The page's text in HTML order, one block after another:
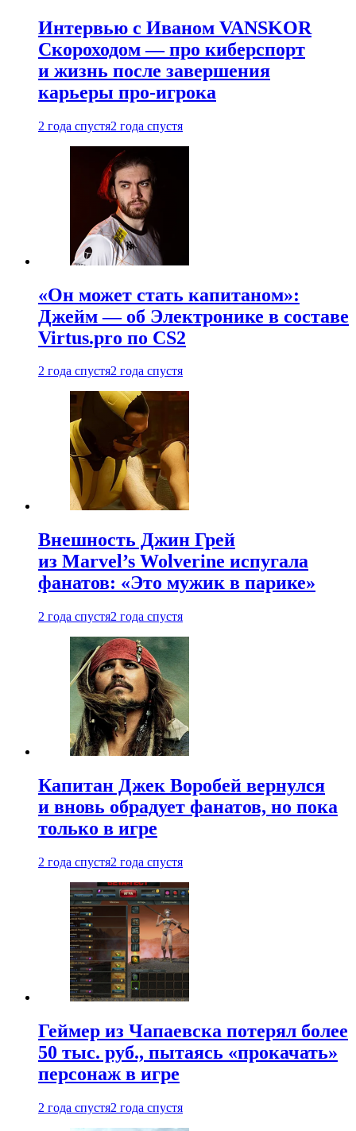
Интервью с Иваном VANSKOR
Скороходом — про киберспорт
и жизнь после завершения
карьеры про-игрока
2 года спустя2 года спустя
«Он может стать капитаном»:
Джейм — об Электронике в составе
Virtus.pro по CS2
2 года спустя2 года спустя
Внешность Джин Грей
из Marvel’s Wolverine испугала
фанатов: «Это мужик в парике»
2 года спустя2 года спустя
Капитан Джек Воробей вернулся
и вновь обрадует фанатов, но пока
только в игре
2 года спустя2 года спустя
Геймер из Чапаевска потерял более
50 тыс. руб., пытаясь «прокачать»
персонаж в игре
2 года спустя2 года спустя